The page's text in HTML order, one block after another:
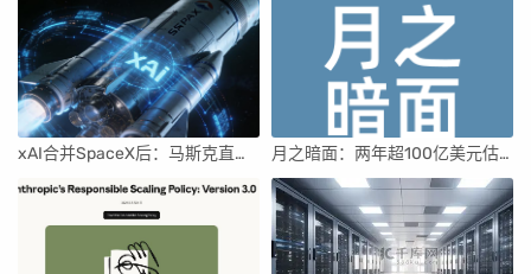
xAI合并SpaceX后：马斯克直接介入，团队压力激增 月之暗面：两年超100亿美元估值，K2.5引领AI新纪元